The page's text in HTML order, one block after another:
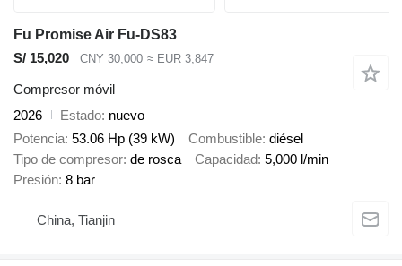
Fu Promise Air Fu-DS83
S/ 15,020
CNY 30,000 ≈ EUR 3,847
Compresor móvil
2026
Estado nuevo
Potencia 53.06 Hp (39 kW) Combustible diésel
Tipo de compresor de rosca Capacidad 5,000 l/min
Presión 8 bar
China, Tianjin